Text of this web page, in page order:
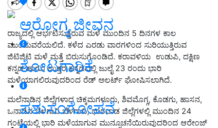
ಆರೋಗ್ಯ ಜೀವನ
ತೋಟಗಾರಿಕೆ
ಪಶುಸಂಗೋಪನೆ
ರಾಜ್ಯದಲ್ಲಿ ಆರ್ಭಟಿಸುತ್ತಿರುವ ಮಳೆ ಮುಂದಿನ 5 ದಿನಗಳ ಕಾಲ
ಮುಂದುವರೆಯಲಿದೆ. ಕಳೆದ ಎರಡು ವಾರಗಳಿಂದ ಸುರಿಯುತ್ತಿರುವ
ಜಿಟಿಜಿಟಿ ಮಳೆ ಮತ್ತೆ ಬಿರುಸುಗೊಂಡಿದೆ. ಕರಾವಳಿಯ ಉಡುಪಿ, ದಕ್ಷಿಣ
ಕನ್ನಡ ಹಾಗೂ ಉತ್ತರ ಕನ್ನಡದಲ್ಲಿ ಜುಲೈ 23 ರಂದು ಭಾರಿ
ಮಳೆಯಾಗಲಿರುವುದರಿಂದ ರೆಡ್ ಅಲರ್ಟ್ ಘೋಷಿಸಲಾಗಿದೆ.
ಮಲೆನಾಡಿನ ಜಿಲ್ಲೆಗಳಾದ ಚಿಕ್ಕಮಗಳೂರು, ಶಿವಮೊಗ್ಗ, ಕೊಡಗು, ಹಾಸನ,
ಒನಾಡಿನ ಬೆಳಗಾವಿ ಬೆಳಗಾವಿ, ಧಾರವಾಡ ಜಿಲ್ಲೆಗಳಲ್ಲಿ ಮುಂದಿನ 24
ಗಂಟೆಯಲ್ಲಿ ಭಾರಿ ಮಳೆಯಾಗುವ ಮುನ್ಸೂಚನೆಯಿರುವುದರಿಂದ ಆರೇಂಜ್